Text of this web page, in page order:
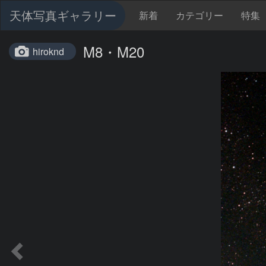
天体写真ギャラリー 新着 カテゴリー 特集
hiroknd M8・M20